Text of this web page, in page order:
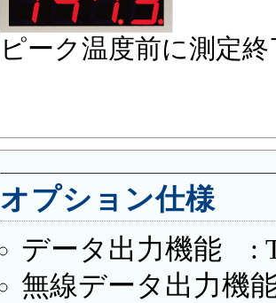
ピーク温度前に測定
オプション仕様
データ出力機能 :
無線データ出力機